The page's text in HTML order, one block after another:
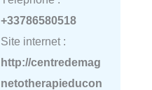
+33786580518
Site internet :
http://centredemag
netotherapieducon